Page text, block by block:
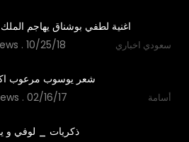
اغنية لطفي بوشناق يهاجم
. 10/25/18
سعودي اخباري
. 02/16/17
أسامة
‫ذكريات _ لوفي و يوسوب ‬‎